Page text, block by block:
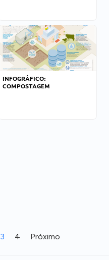
INFOGRÁFICO:
COMPOSTAGEM
3 4 Próximo